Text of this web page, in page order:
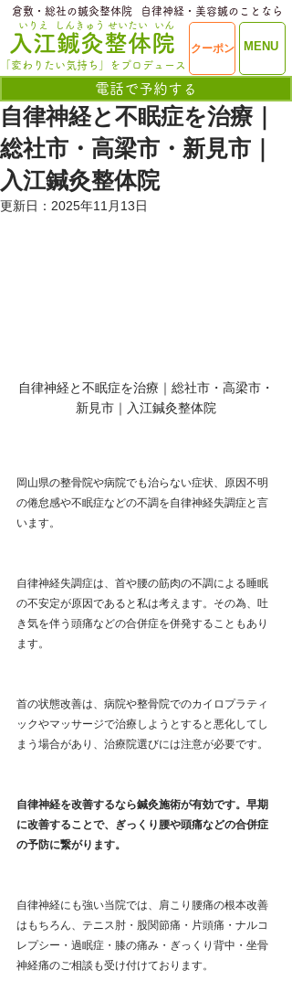
ME
​入江鍼灸整体院
いりえ
MENU
クーポン
電話で予約する
せいたい
しんきゅう いん
「変わりたい気持ち」をプロデュース
​倉敷・総社の鍼灸整体院 ​自律神経・美容鍼のことなら
自律神経と不眠症を治療｜
総社市・高梁市・新見市｜
入江鍼灸整体院
更新日： 2025年11月13日
自律神経と不眠症を治療｜総社市・高梁市・
新見市｜入江鍼灸整体院
岡山県の整骨院や病院でも治らない症状、原因不明
の倦怠感や不眠症などの不調を自律神経失調症と言
います。
自律神経失調症は、首や腰の筋肉の不調による睡眠
の不安定が原因であると私は考えます。その為、吐
き気を伴う頭痛などの合併症を併発することもあり
ます。
首の状態改善は、病院や整骨院でのカイロプラティ
ックやマッサージで治療しようとすると悪化してし
まう場合があり、治療院選びには注意が必要です。
自律神経を改善するなら鍼灸施術が有効です。早期
に改善することで、ぎっくり腰や頭痛などの合併症
の予防に繋がります。
自律神経にも強い当院では、肩こり腰痛の根本改善
はもちろん、テニス肘・股関節痛・片頭痛・ナルコ
レプシー・過眠症・膝の痛み・ぎっくり背中・坐骨
神経痛のご相談も受け付けております。